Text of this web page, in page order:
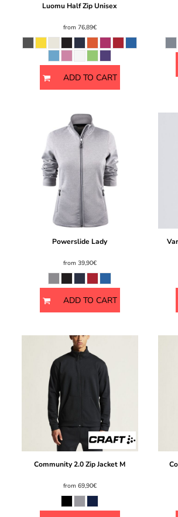
Luomu Half Zip Unisex
from 76,89€
ADD TO CART
Powerslide Lady
from 39,90€
ADD TO CART
Community 2.0 Zip Jacket M
from 69,90€